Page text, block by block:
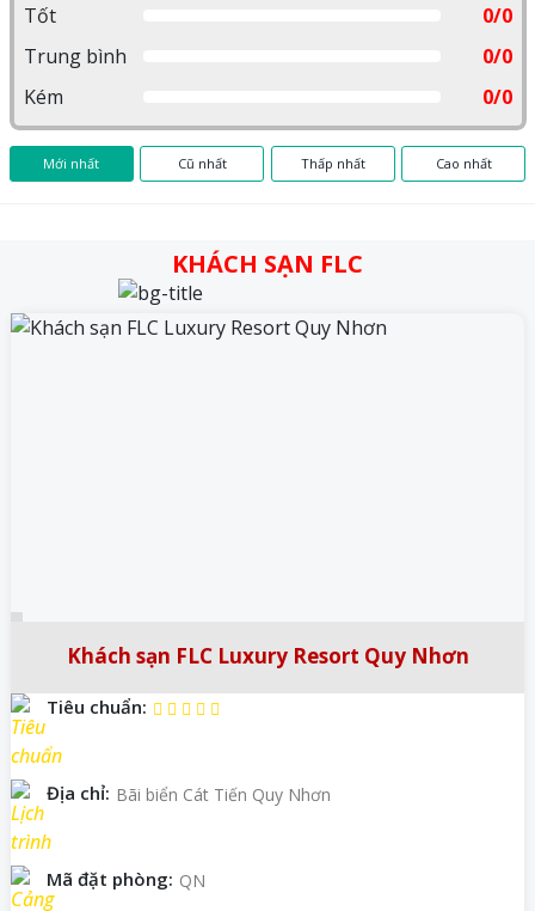
Tốt
0/0
Trung bình
0/0
Kém
0/0
Mới nhất Cũ nhất Thấp nhất Cao nhất
KHÁCH SẠN FLC
Khách sạn FLC Luxury Resort Quy Nhơn
Tiêu chuẩn:
Địa chỉ: Bãi biển Cát Tiến Quy Nhơn
Mã đặt phòng: QN